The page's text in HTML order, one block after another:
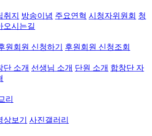
취지 방송이념 주요연혁 시청자위원회 청
오시는길
원회원 신청하기
후원회원 신청조회
단 소개 선생님 소개 단원 소개 합창단 자
리
상보기 사진갤러리